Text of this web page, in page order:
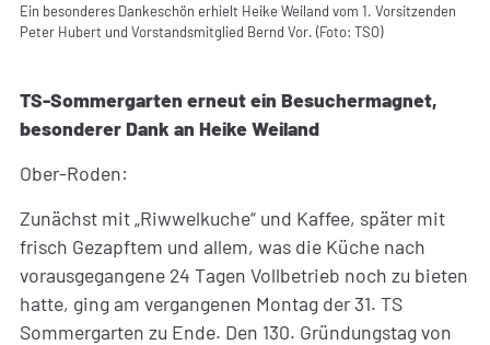
Ein besonderes Dankeschön erhielt Heike Weiland vom 1. Vorsitzenden
Peter Hubert und Vorstandsmitglied Bernd Vor. (Foto: TSO)
TS-Sommergarten erneut ein Besuchermagnet,
besonderer Dank an Heike Weiland
Ober-Roden:
Zunächst mit „Riwwelkuche“ und Kaffee, später mit
frisch Gezapftem und allem, was die Küche nach
vorausgegangene 24 Tagen Vollbetrieb noch zu bieten
hatte, ging am vergangenen Montag der 31. TS
Sommergarten zu Ende. Den 130. Gründungstag von